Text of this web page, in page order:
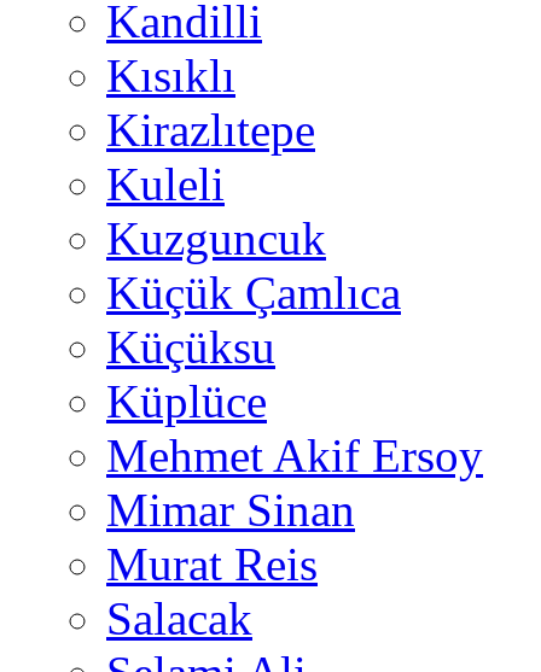
Kandilli
Kısıklı
Kirazlıtepe
Kuleli
Kuzguncuk
Küçük Çamlıca
Küçüksu
Küplüce
Mehmet Akif Ersoy
Mimar Sinan
Murat Reis
Salacak